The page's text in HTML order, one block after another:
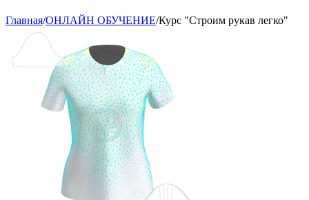
Главная/ОНЛАЙН ОБУЧЕНИЕ/Курс "Строим рукав легко"